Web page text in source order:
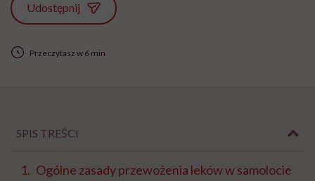
Udostępnij
Przeczytasz w 6 min
SPIS TREŚCI
Ogólne zasady przewożenia leków w samolocie